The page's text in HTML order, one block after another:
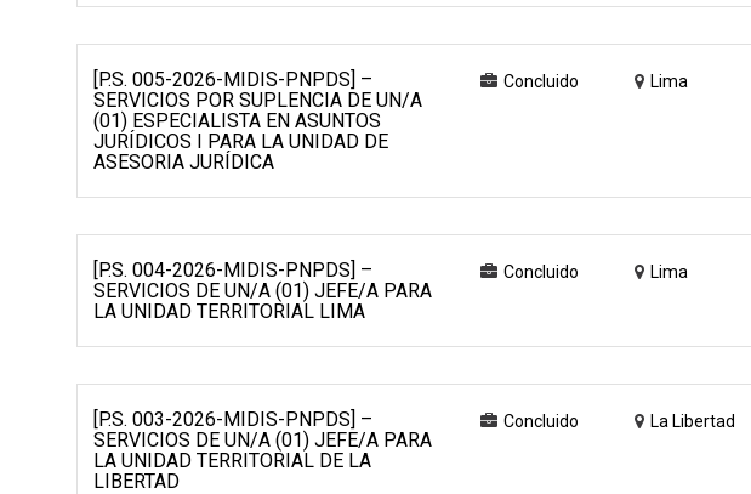
[P.S. 005-2026-MIDIS-PNPDS] –
SERVICIOS POR SUPLENCIA DE UN/A
(01) ESPECIALISTA EN ASUNTOS
JURÍDICOS I PARA LA UNIDAD DE
ASESORIA JURÍDICA
Concluido Lima
[P.S. 004-2026-MIDIS-PNPDS] –
SERVICIOS DE UN/A (01) JEFE/A PARA
LA UNIDAD TERRITORIAL LIMA
Concluido Lima
[P.S. 003-2026-MIDIS-PNPDS] –
SERVICIOS DE UN/A (01) JEFE/A PARA
LA UNIDAD TERRITORIAL DE LA
LIBERTAD
Concluido La Libertad